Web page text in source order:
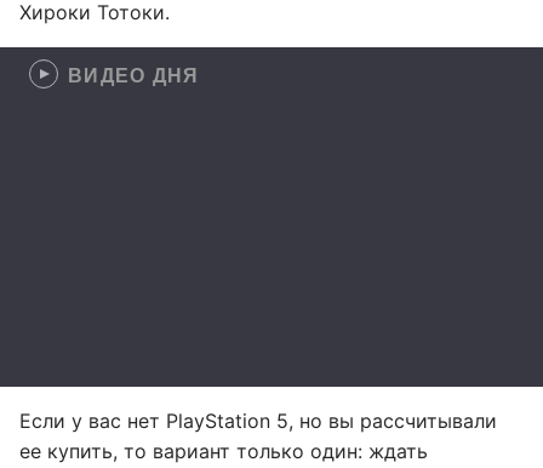
Хироки Тотоки.
ВИДЕО ДНЯ
Если у вас нет PlayStation 5, но вы рассчитывали
ее купить, то вариант только один: ждать